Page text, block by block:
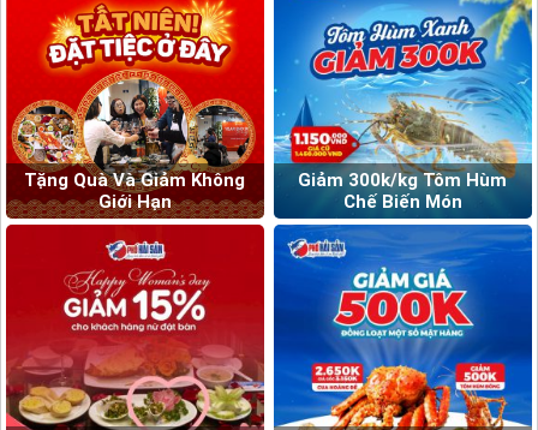
Tặng Quà Và Giảm Không
Giới Hạn
Giảm 300k/kg Tôm Hùm
Chế Biến Món